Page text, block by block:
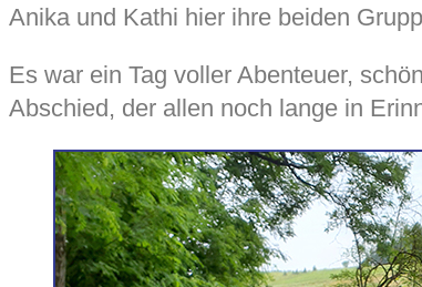
Anika und Kathi hier ihre beiden
Es war ein Tag voller Abenteuer,
Abschied, der allen noch lange in